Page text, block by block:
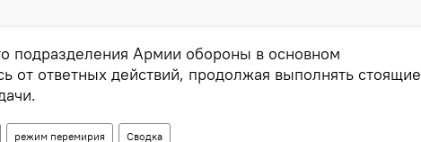
подразделения Армии обороны в основном
от ответных действий, продолжая выполнять стоящие
режим перемирия Сводка